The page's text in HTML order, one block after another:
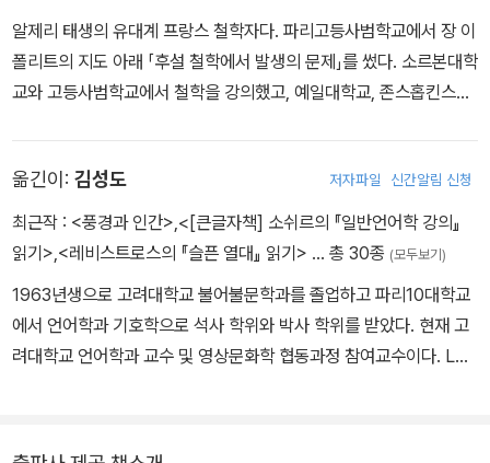
된 특정 주제를 선별하여 선형적으로 제시하고 있지만, 데리다의 글
은 바로 이 같은 평면적 해석과 풀어쓰기로 이해될 수 있는 성질의 것
이 아니며, 각자 다른 시각에서 보다 중층적인 해석을 시도할 수 있는
알제리 태생의 유대계 프랑스 철학자다. 파리고등사범학교에서 장 이
폴리트의 지도 아래 「후설 철학에서 발생의 문제」를 썼다. 소르본대학
교와 고등사범학교에서 철학을 강의했고, 예일대학교, 존스홉킨스대
7년 『목소리와 현상』, 『그라마톨로지』, 『글쓰기와 차이』를 출간하여
현대철학의 새로운 흐름을 이끌었다. 해체 개념을 중심으로 서구 형
이상학과 로고스중심주의에 대한 비판을 전개했으며, 후기에는 『마
윤리의 문제를 새롭게 사유했다.
옮긴이: 김성도 저자파일 신간알림 신청
최근작 : <풍경과 인간> <[큰글자책] 소쉬르의 『일반언어학 강의』
읽기> <레비스트로스의 『슬픈 열대』 읽기> … 총 30종 (모두보기)
1963년생으로 고려대학교 불어불문학과를 졸업하고 파리10대학교
에서 언어학과 기호학으로 석사 학위와 박사 학위를 받았다. 현재 고
려대학교 언어학과 교수 및 영상문화학 협동과정 참여교수이다. LG